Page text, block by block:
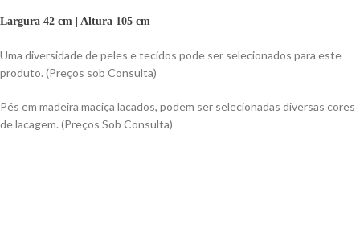
Largura 42 cm | Altura 105 cm
Uma diversidade de peles e tecidos pode ser selecionados para este
produto. (Preços sob Consulta)
Pés em madeira maciça lacados, podem ser selecionadas diversas cores
de lacagem. (Preços Sob Consulta)